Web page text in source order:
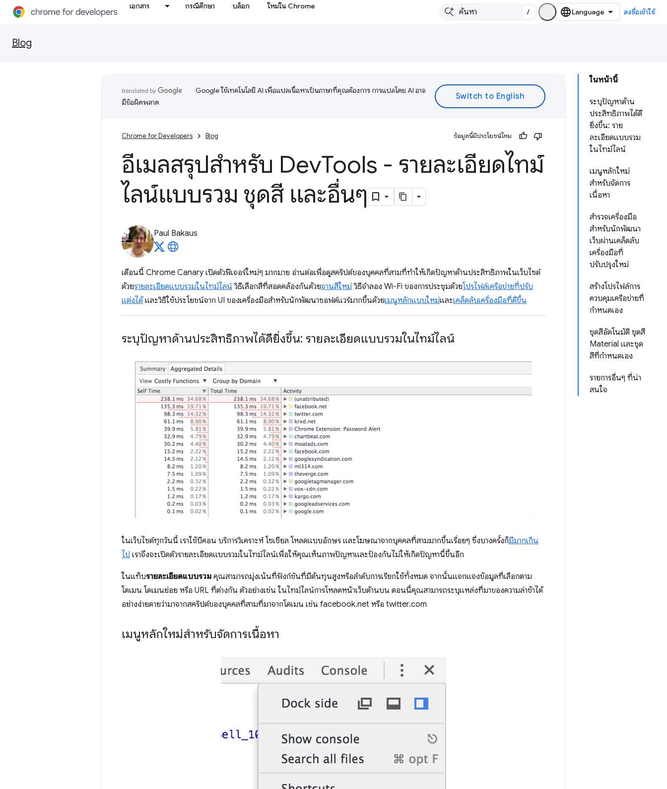
เอกสาร กรณีศึกษา บล็อก ใหม่ใน Chrome
/ ลงชื่อเข้าใช้
Blog
ในหน้านี้
ระบุปัญหาด้าน
ประสิทธิภาพได้ดี
ยิ่งขึ้น: ราย
ละเอียดแบบรวม
ในไทม์ไลน์
เมนูหลักใหม่
สำหรับจัดการ
เนื้อหา
สำรวจเครื่องมือ
สำหรับนักพัฒนา
เว็บผ่านเคล็ดลับ
เครื่องมือที่
ปรับปรุงใหม่
สร้างโปรไฟล์การ
ควบคุมเครือข่ายที่
กำหนดเอง
ชุดสีอัตโนมัติ ชุดสี
Material และชุด
สีที่กำหนดเอง
รายการอื่นๆ ที่น่า
สนใจ
Google ใช้เทคโนโลยี AI เพื่อแปลเนื้อหาเป็นภาษาที่คุณต้องการ การแปลโดย AI อาจ
มีข้อผิดพลาด
Chrome for Developers Blog ข้อมูลนี้มีประโยชน์ไหม
อีเมลสรุปสำหรับ DevTools - รายละเอียดไทม์
ไลน์แบบรวม ชุดสี และอื่นๆ
Paul Bakaus
เดือนนี้ Chrome Canary เปิดตัวฟีเจอร์ใหม่ๆ มากมาย อ่านต่อเพื่อดูสคริปต์ของบุคคลที่สามที่ทำให้เกิดปัญหาด้านประสิทธิภาพในเว็บไซต์
ด้วยรายละเอียดแบบรวมในไทม์ไลน์วิธีเลือกสีที่สอดคล้องกันด้วยจานสีใหม่ วิธีจําลอง Wi-Fi ของการประชุมด้วยโปรไฟล์เครือข่ายที่ปรับ
แต่งได้และวิธีใช้ประโยชน์จาก UI ของเครื่องมือสำหรับนักพัฒนาซอฟต์แวร์มากขึ้นด้วยเมนูหลักแบบใหม่และเคล็ดลับเครื่องมือที่ดีขึ้น
ระบุปัญหาด้านประสิทธิภาพได้ดียิ่งขึ้น: รายละเอียดแบบรวมในไทม์ไลน์
ในเว็บไซต์ทุกวันนี้ เราใช้บีคอน บริการวิเคราะห์ โซเชียล โหลดแบบอักษร และโฆษณาจากบุคคลที่สามมากขึ้นเรื่อยๆ ซึ่งบางครั้งก็มีมากเกิน
ไป เราจึงจะเปิดตัวรายละเอียดแบบรวมในไทม์ไลน์เพื่อให้คุณเห็นภาพปัญหาและป้องกันไม่ให้เกิดปัญหานี้ขึ้นอีก
ในแท็บรายละเอียดแบบรวม คุณสามารถมุ่งเน้นที่ฟังก์ชันที่มีต้นทุนสูงหรือลําดับการเรียกใช้ทั้งหมด จากนั้นแจกแจงข้อมูลที่เลือกตาม
โดเมน โดเมนย่อย หรือ URL ที่ต่างกัน ตัวอย่างเช่น ในไทม์ไลน์การโหลดหน้าเว็บด้านบน ตอนนี้คุณสามารถระบุแหล่งที่มาของความล่าช้าได้
อย่างง่ายดายว่ามาจากสคริปต์ของบุคคลที่สามที่มาจากโดเมน เช่น facebook.net หรือ twitter.com
เมนูหลักใหม่สำหรับจัดการเนื้อหา